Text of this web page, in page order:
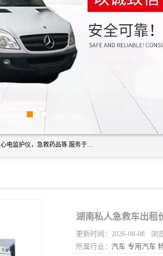
筋斗云鲲鹏(北京)健康咨询有限公司专业于救护车配备，随车医生，氧气，呼吸机，心电监护仪，急救药品等.服务于全国各省市之间伤病员和病愈者及家属的往返接送，及其他需要救护车特需服务的各项业务；承接各种会议、比赛、影视拍摄等所需的救护车服务；承接跨各省市救护*、救护车送病人到机场和火车站等各个指定区域。
湖南私人急救车出租
更新时间：2026-08-08 浏
所属行业： 汽车 专用汽车